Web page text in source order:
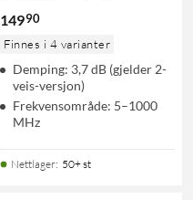
14990
Finnes i 4 varianter
Demping: 3,7 dB (gjelder 2-
veis-versjon)
Frekvensområde: 5–1000
MHz
Nettlager: 50+ st